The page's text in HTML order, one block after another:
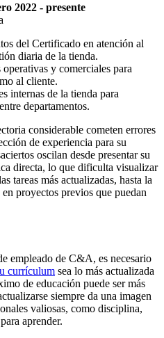
2022 - presente
del Certificado en atención al
diaria de la tienda.
y comerciales para
al cliente.
internas de la tienda para
departamentos.
considerable cometen errores
de experiencia para su
oscilan desde presentar su
directa, lo que dificulta visualizar
tareas más actualizadas, hasta la
proyectos previos que puedan
empleado de C&A, es necesario
currículum sea lo más actualizada
de educación puede ser más
siempre da una imagen
valiosas, como disciplina,
aprender.